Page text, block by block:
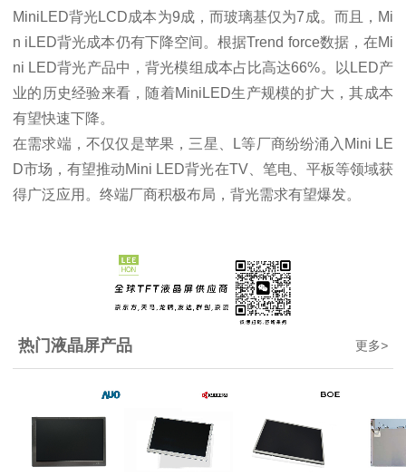
MiniLED背光LCD成本为9成，而玻璃基仅为7成。而且，Mi
n iLED背光成本仍有下降空间。根据Trend force数据，在Mi
ni LED背光产品中，背光模组成本占比高达66%。以LED产
业的历史经验来看，随着MiniLED生产规模的扩大，其成本
有望快速下降。
在需求端，不仅仅是苹果，三星、L等厂商纷纷涌入Mini LE
D市场，有望推动Mini LED背光在TV、笔电、平板等领域获
得广泛应用。终端厂商积极布局，背光需求有望爆发。
更多>
热门液晶屏产品